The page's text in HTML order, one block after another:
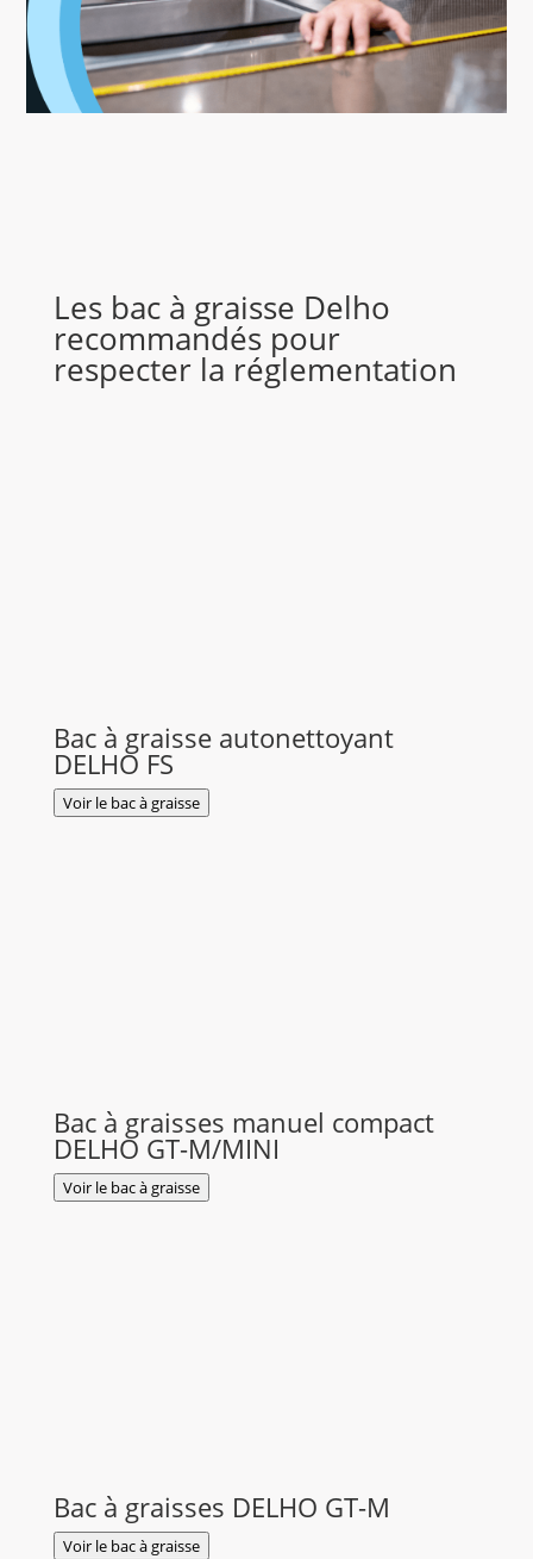
Les bac à graisse Delho
recommandés pour
respecter la réglementation
Bac à graisse autonettoyant
DELHO FS
Voir le bac à graisse
Bac à graisses manuel compact
DELHO GT-M/MINI
Voir le bac à graisse
Bac à graisses DELHO GT-M
Voir le bac à graisse